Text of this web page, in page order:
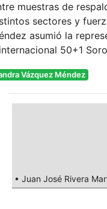
muestras de
sectores y
asumió la
50+1
Vázquez Méndez
• Juan José Rivera